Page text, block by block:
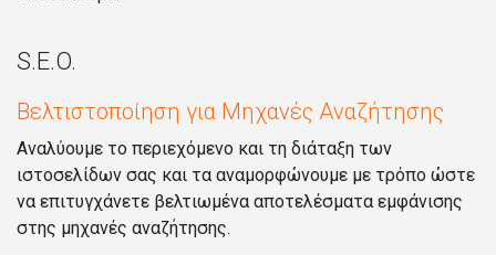
S.E.O.
Βελτιστοποίηση για Μηχανές Αναζήτησης
Αναλύουμε το περιεχόμενο και τη διάταξη των
ιστοσελίδων σας και τα αναμορφώνουμε με τρόπο ώστε
να επιτυγχάνετε βελτιωμένα αποτελέσματα εμφάνισης
στης μηχανές αναζήτησης.